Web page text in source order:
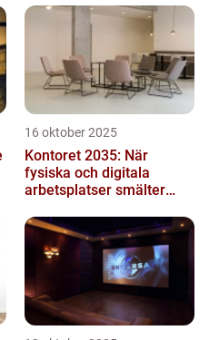
16 oktober 2025
Kontoret 2035: När
fysiska och digitala
arbetsplatser smälter